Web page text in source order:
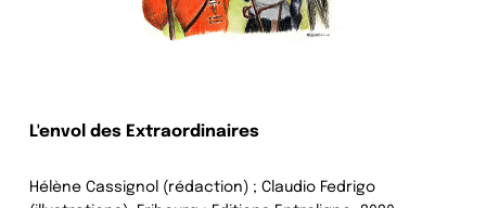
L'envol des Extraordinaires
Hélène Cassignol (rédaction) ; Claudio Fedrigo